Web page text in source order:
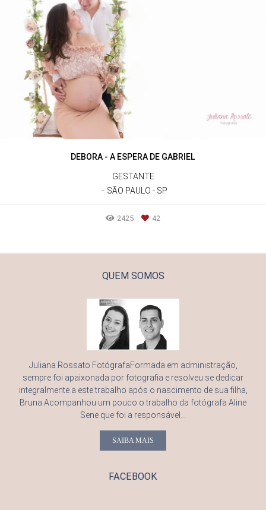
DEBORA - A ESPERA DE GABRIEL
GESTANTE
SÃO PAULO - SP
2425 42
QUEM SOMOS
Juliana Rossato FotógrafaFormada em administração,
sempre foi apaixonada por fotografia e resolveu se dedicar
integralmente a este trabalho após o nascimento de sua filha,
Bruna.Acompanhou um pouco o trabalho da fotógrafa Aline
Sene que foi a responsável...
SAIBA MAIS
FACEBOOK